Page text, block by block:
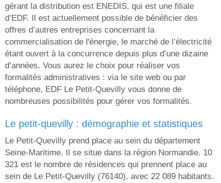
gérant la distribution est ENEDIS, qui est une filiale
d’EDF. Il est actuellement possible de bénéficier des
offres d’autres entreprises concernant la
commercialisation de l'énergie, le marché de l’électricité
étant ouvert à la concurrence depuis plus d’une dizaine
d’années. Vous aurez le choix pour réaliser vos
formalités administratives : via le site web ou par
téléphone, EDF Le Petit-Quevilly vous donne de
nombreuses possibilités pour gérer vos formalités.
le petit-quevilly : démographie et statistiques
Le Petit-Quevilly prend place au sein du département
Seine-Maritime. Il se situe dans la région Normandie. 10
321 est le nombre de résidences qui prennent place au
sein de Le Petit-Quevilly (76140), avec 22 089 habitants.